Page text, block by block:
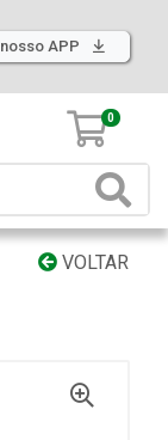
APP
0
VOLTAR